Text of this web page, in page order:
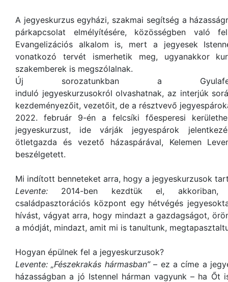
A jegyeskurzus egyházi, szakmai segítség a
párkapcsolat elmélyítésére, közösségben való
Evangelizációs alkalom is, mert a jegyesek
vonatkozó tervét ismerhetik meg, ugyanakkor
szakemberek is megszólalnak.
Új sorozatunkban a
induló jegyeskurzusokról olvashatnak, az interjúk
kezdeményezőit, vezetőit, de a résztvevő
2022. február 9-én a felcsíki főesperesi
jegyeskurzust, ide várják jegyespárok
ötletgazda és vezető házaspárával, Kelemen
beszélgetett.
Mi indított benneteket arra, hogy a jegyeskurzusok
Levente: 2014-ben kezdtük el, akkoriban,
családpasztorációs központ egy hétvégés
hívást, vágyat arra, hogy mindazt a gazdagságot,
a módját, mindazt, amit mi is tanultunk,
Hogyan épülnek fel a jegyeskurzusok?
Levente: „Fészekrakás hármasban”– ez a címe a
házasságban a jó Istennel hárman vagyunk – ha Őt